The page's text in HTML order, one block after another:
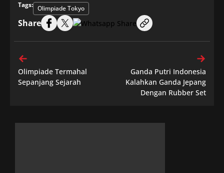
Tags: Olimpiade Tokyo
Share
Olimpiade Termahal
Sepanjang Sejarah
Ganda Putri Indonesia
Kalahkan Ganda Jepang
Dengan Rubber Set